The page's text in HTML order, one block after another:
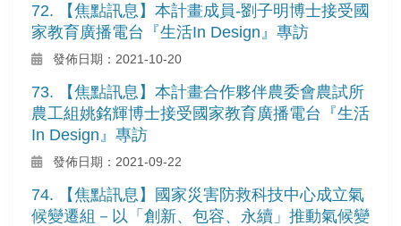
72. 【焦點訊息】本計畫成員-劉子明博士接受國
家教育廣播電台『生活In Design』專訪
發佈日期：2021-10-20
73. 【焦點訊息】本計畫合作夥伴農委會農試所
農工組姚銘輝博士接受國家教育廣播電台『生活
In Design』專訪
發佈日期：2021-09-22
74. 【焦點訊息】國家災害防救科技中心成立氣
候變遷組－以「創新、包容、永續」推動氣候變